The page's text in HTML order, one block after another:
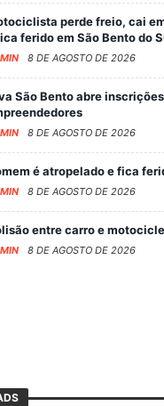
perde freio, cai
ferido em São Bento do
8 DE AGOSTO DE 2026
São Bento abre
8 DE AGOSTO DE 2026
é atropelado e fica
8 DE AGOSTO DE 2026
entre carro e
8 DE AGOSTO DE 2026